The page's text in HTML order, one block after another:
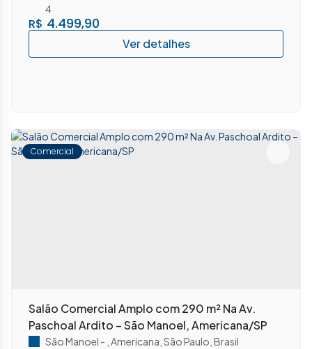
R$ 4.499,90
4
Comercial
Salão Comercial Amplo com 290 m² Na Av.
Paschoal Ardito – São Manoel, Americana/SP
São Manoel Americana São Paulo Brasil